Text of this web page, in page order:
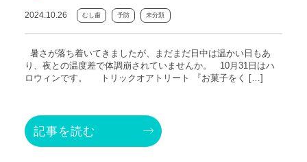
2024.10.26 むし歯 予防 未分類
暑さが落ち着いてきましたが、まだまだ日中は温かい日もあ
り、夜との温度差で体調崩されていませんか。 10月31日はハ
ロウィンです。 トリックオアトリート 『お菓子をく […]
記事を読む